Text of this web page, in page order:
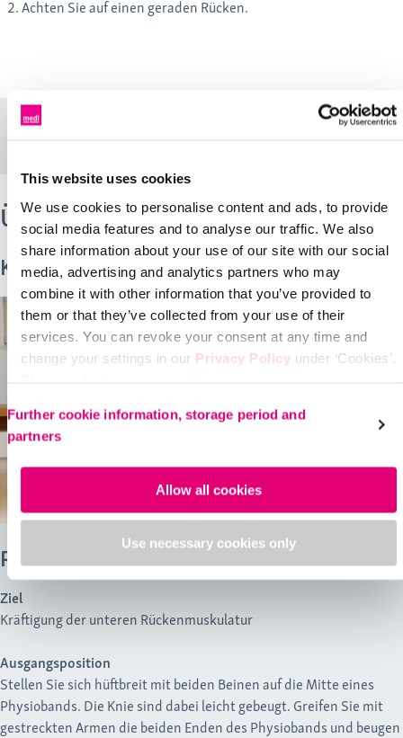
This website uses cookies
We use cookies to personalise content and ads, to provide
social media features and to analyse our traffic. We also
share information about your use of our site with our social
media, advertising and analytics partners who may
combine it with other information that you’ve provided to
them or that they’ve collected from your use of their
services. You can revoke your consent at any time and
change your settings in our Privacy Policy under ‘Cookies’.
Further cookie information, storage period and
partners
Allow all cookies
Use necessary cookies only
Achten Sie auf einen geraden Rücken.
Übungen für den unteren Rücken
Kräftigungsübungen
Rumpfstrecken mit Physioband
Ziel
Kräftigung der unteren Rückenmuskulatur
Ausgangsposition
Stellen Sie sich hüftbreit mit beiden Beinen auf die Mitte eines
Physiobands. Die Knie sind dabei leicht gebeugt. Greifen Sie mit
gestreckten Armen die beiden Enden des Physiobands und beugen